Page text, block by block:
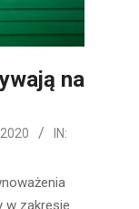
na
IN:
w zakresie